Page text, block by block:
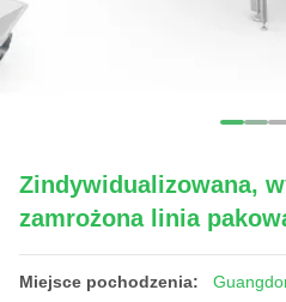
Zindywidualizowana,
zamrożona linia
Miejsce pochodzenia: